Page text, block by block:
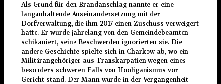
Als Grund für den Brandanschlag nannte er eine
langanhaltende Auseinandersetzung mit der
Dorfverwaltung, die ihm 2017 einen Zuschuss verweigert
hatte. Er wurde jahrelang von den Gemeindebeamten
schikaniert, seine Beschwerden ignorierten sie. Die
andere Geschichte spielte sich in Charkow ab, wo ein
Militärangehöriger aus Transkarpatien wegen eines
besonders schweren Falls von Hooliganismus vor
Gericht stand. Der Mann wurde in der Vergangenheit